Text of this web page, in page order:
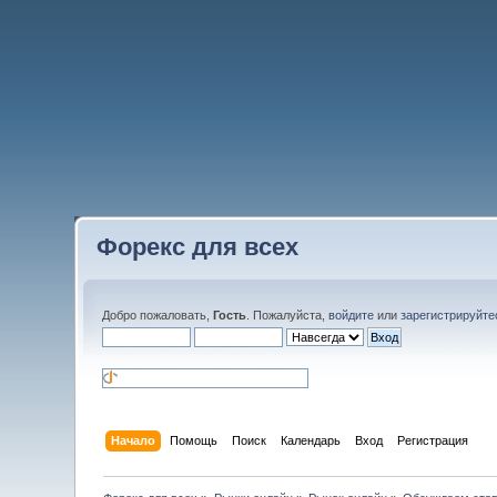
Форекс для всех
Добро пожаловать,Гость . Пожалуйста,войдите или
Начало Помощь Поиск Календарь Вход Регистрация